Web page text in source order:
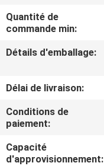
NOUS
VISITE
L'USINE
CONTRÔLE
DE
Quantité de
commande min:
Détails d'emballage:
Délai de livraison:
Conditions de
paiement:
Capacité
d'approvisionnement: